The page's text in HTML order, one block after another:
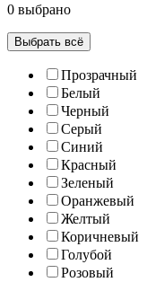
0 выбрано
Выбрать всё
Прозрачный
Белый
Черный
Серый
Синий
Красный
Зеленый
Оранжевый
Желтый
Коричневый
Голубой
Розовый